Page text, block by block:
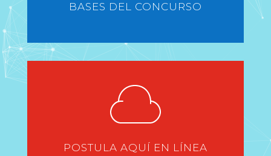
BASES DEL CONCURSO
POSTULA AQUÍ EN LÍNEA